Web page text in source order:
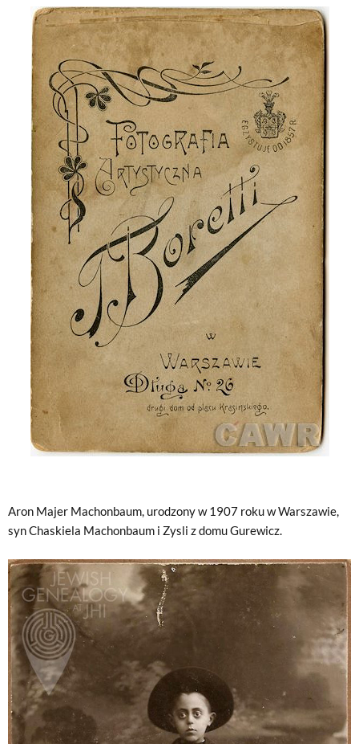
Aron Majer Machonbaum, urodzony w 1907 roku w Warszawie,
syn Chaskiela Machonbaum i Zysli z domu Gurewicz.